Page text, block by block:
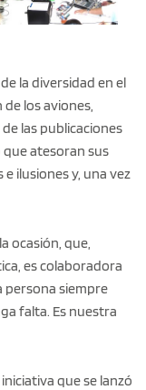
la diversidad en el
los aviones,
las publicaciones
atesoran sus
ilusiones y, una vez
ocasión, que,
es colaboradora
persona siempre
falta. Es nuestra
que se lanzó